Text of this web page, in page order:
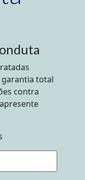
total
contra